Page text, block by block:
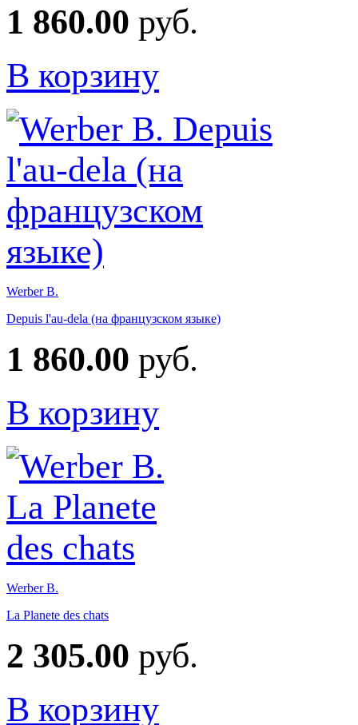
1 860.00 руб.
В корзину
Werber B.
Depuis l'au-dela (на французском языке)
1 860.00 руб.
В корзину
Werber B.
La Planete des chats
2 305.00 руб.
В корзину